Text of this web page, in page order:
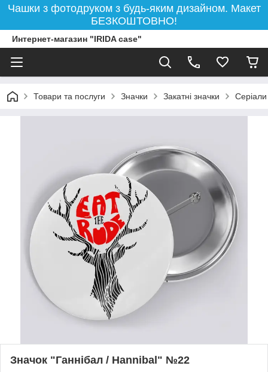
Чашки з фотодруком з будь-яким дизайном. Макет
БЕЗКОШТОВНО!
Интернет-магазин "IRIDA case"
Товари та послуги Значки Закатні значки Серіали
Значок "Ганнібал / Hannibal" №22